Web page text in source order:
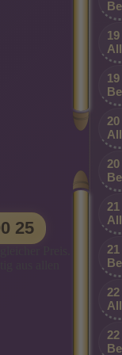
Ihre
Wenn
an
Ihren
mich
klar
ist
zu
ich ein
F.
25